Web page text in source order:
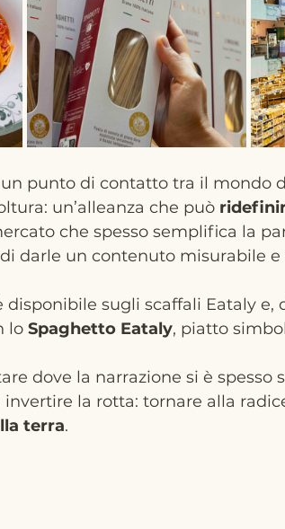
punto di contatto tra il mondo
un’alleanza che può
che spesso semplifica la
darle un contenuto misurabile e
disponibile sugli scaffali Eataly e,
lo Spaghetto Eataly, piatto
dove la narrazione si è spesso
la rotta: tornare alla
terra.